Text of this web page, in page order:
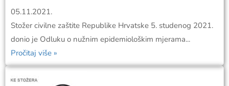
05.11.2021.
Stožer civilne zaštite Republike Hrvatske 5. studenog 2021.
donio je Odluku o nužnim epidemiološkim mjerama...
Pročitaj više »